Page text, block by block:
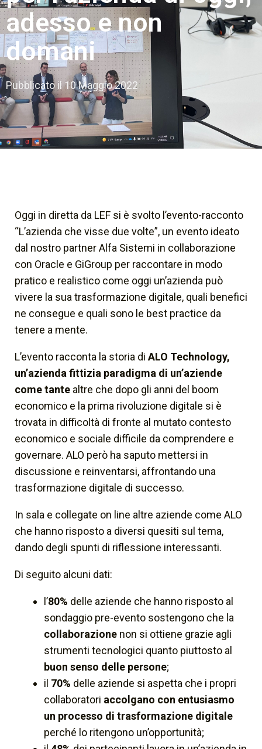
adesso e non
domani
Pubblicato il10 Maggio 2022
Oggi in diretta da LEF si è svolto l’evento-racconto
“L’azienda che visse due volte”, un evento ideato
dal nostro partner Alfa Sistemi in collaborazione
con Oracle e GiGroup per raccontare in modo
pratico e realistico come oggi un’azienda può
vivere la sua trasformazione digitale, quali benefici
ne consegue e quali sono le best practice da
tenere a mente.
L’evento racconta la storia di ALO Technology,
un’azienda fittizia paradigma di un’aziende
come tante altre che dopo gli anni del boom
economico e la prima rivoluzione digitale si è
trovata in difficoltà di fronte al mutato contesto
economico e sociale difficile da comprendere e
governare. ALO però ha saputo mettersi in
discussione e reinventarsi, affrontando una
trasformazione digitale di successo.
In sala e collegate on line altre aziende come ALO
che hanno risposto a diversi quesiti sul tema,
dando degli spunti di riflessione interessanti.
Di seguito alcuni dati:
l’80% delle aziende che hanno risposto al
sondaggio pre-evento sostengono che la
collaborazione non si ottiene grazie agli
strumenti tecnologici quanto piuttosto al
buon senso delle persone;
il 70% delle aziende si aspetta che i propri
collaboratori accolgano con entusiasmo
un processo di trasformazione digitale
perché lo ritengono un’opportunità;